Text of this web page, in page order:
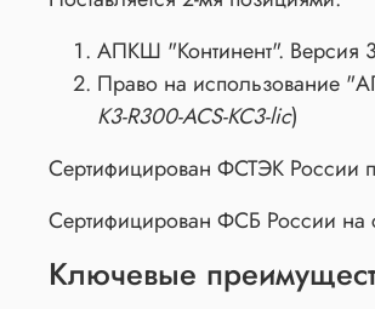
АПКШ "Континент". Версия
Право на использование
K3-R300-ACS-KC3-lic)
Сертифицирован ФСТЭК России
Сертифицирован ФСБ России на
Ключевые